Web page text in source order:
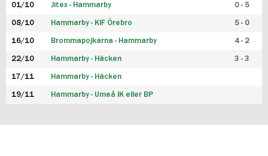
01/10 Jitex - Hammarby 0 - 5
08/10 Hammarby - KIF Örebro 5 - 0
16/10 Brommapojkarna - Hammarby 4 - 2
22/10 Hammarby - Häcken 3 - 3
17/11 Hammarby - Häcken
19/11 Hammarby - Umeå IK eller BP